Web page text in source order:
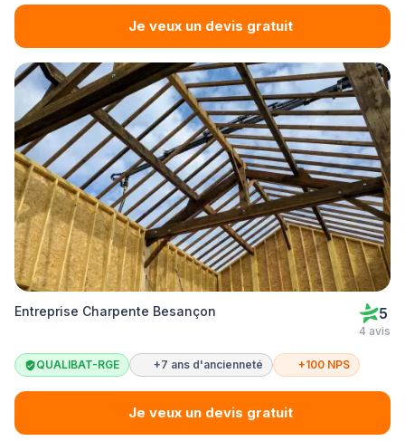
Je veux un devis gratuit
Entreprise Charpente Besançon 5
4 avis
QUALIBAT-RGE +7 ans d'ancienneté +100 NPS
Je veux un devis gratuit